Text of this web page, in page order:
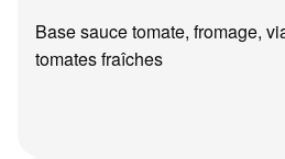
Base sauce tomate, fromage,
tomates fraîches